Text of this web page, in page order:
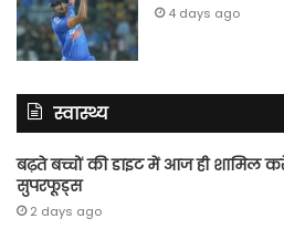
4 days ago
स्वास्थ्य
बढ़ते बच्चों की डाइट में आज ही शामिल
सुपरफूड्स
2 days ago